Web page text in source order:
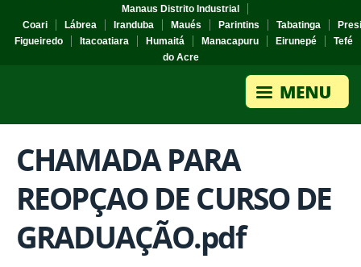
Manaus Distrito Industrial
Coari
Lábrea Iranduba Maués Parintins Tabatinga
Figueiredo
Itacoatiara Humaitá Manacapuru Eirunepé
Tefé
do Acre
CHAMADA PARA
REOPÇAO DE CURSO DE
GRADUAÇÃO.pdf